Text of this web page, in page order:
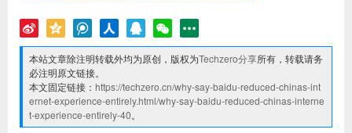
本站文章除注明转载外均为原创，版权为Techzero分享所有，转载请务
必注明原文链接。
本文固定链接：https://techzero.cn/why-say-baidu-reduced-chinas-int
ernet-experience-entirely.html/why-say-baidu-reduced-chinas-interne
t-experience-entirely-40。